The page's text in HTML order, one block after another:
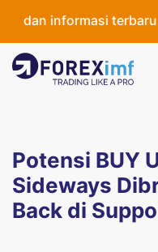
informasi terbaru di
Potensi BUY
Sideways
Back di